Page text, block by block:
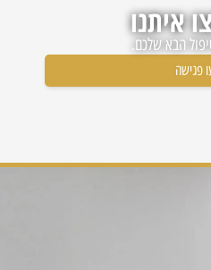
איתנו
הבא שלכם.
פגישה